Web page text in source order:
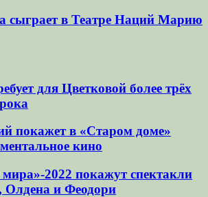
сыграет в Театре Наций Марию
для Цветковой более трёх
покажет в «Старом доме»
кино
2022 покажут спектакли
Олдена и Феодори